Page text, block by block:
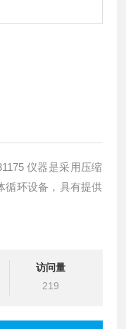
循环设备，具有提供
访问量
219